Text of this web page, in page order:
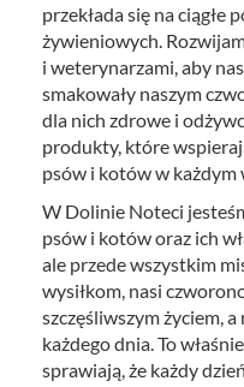
przekłada się na ciągłe
żywieniowych.
i weterynarzami, aby
smakowały naszym
dla nich zdrowe i
produkty, które
psów i kotów w każdym
W Dolinie Noteci
psów i kotów oraz ich
ale przede wszystkim
wysiłkom, nasi
szczęśliwszym życiem,
każdego dnia. To
sprawiają, że każdy